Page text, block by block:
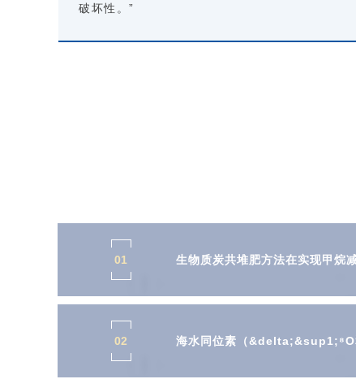
破坏性。”
01 生物质炭共堆肥方法在实现甲烷
02 海水同位素（